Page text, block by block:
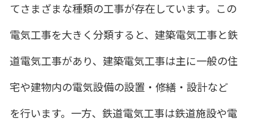
てさまざまな種類の工事が存在しています。この
電気工事を大きく分類すると、建築電気工事と鉄
道電気工事があり、建築電気工事は主に一般の住
宅や建物内の電気設備の設置・修繕・設計など
を行います。一方、鉄道電気工事は鉄道施設や電